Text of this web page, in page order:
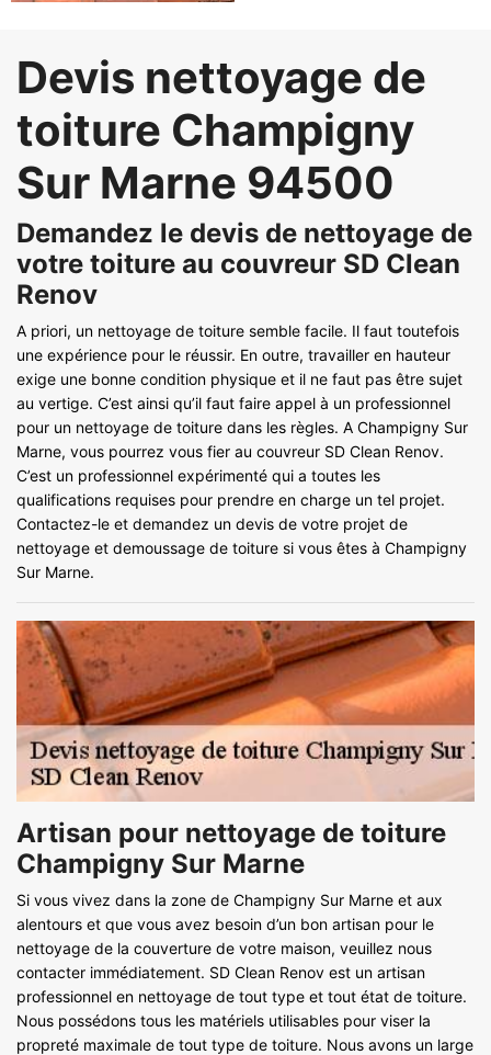
Devis nettoyage de
toiture Champigny
Sur Marne 94500
Demandez le devis de nettoyage de
votre toiture au couvreur SD Clean
Renov
A priori, un nettoyage de toiture semble facile. Il faut toutefois
une expérience pour le réussir. En outre, travailler en hauteur
exige une bonne condition physique et il ne faut pas être sujet
au vertige. C’est ainsi qu’il faut faire appel à un professionnel
pour un nettoyage de toiture dans les règles. A Champigny Sur
Marne, vous pourrez vous fier au couvreur SD Clean Renov.
C’est un professionnel expérimenté qui a toutes les
qualifications requises pour prendre en charge un tel projet.
Contactez-le et demandez un devis de votre projet de
nettoyage et demoussage de toiture si vous êtes à Champigny
Sur Marne.
Artisan pour nettoyage de toiture
Champigny Sur Marne
Si vous vivez dans la zone de Champigny Sur Marne et aux
alentours et que vous avez besoin d’un bon artisan pour le
nettoyage de la couverture de votre maison, veuillez nous
contacter immédiatement. SD Clean Renov est un artisan
professionnel en nettoyage de tout type et tout état de toiture.
Nous possédons tous les matériels utilisables pour viser la
propreté maximale de tout type de toiture. Nous avons un large